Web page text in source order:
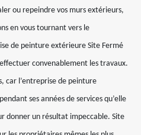
ou repeindre vos murs extérieurs,
en vous tournant vers le
de peinture extérieure Site Fermé
convenablement les travaux.
car l’entreprise de peinture
ses années de services qu’elle
donner un résultat impeccable. Site